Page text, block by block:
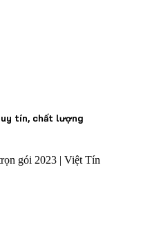
uy tín, chất lượng